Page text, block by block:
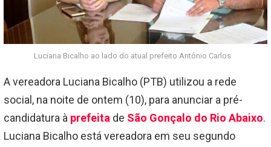
Luciana Bicalho ao lado do atual prefeito Antônio Carlos
A vereadora Luciana Bicalho (PTB) utilizou a rede
social, na noite de ontem (10), para anunciar a pré-
candidatura à prefeita de São Gonçalo do Rio Abaixo.
Luciana Bicalho está vereadora em seu segundo